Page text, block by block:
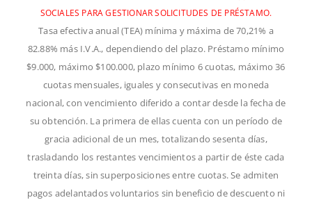
SOCIALES PARA GESTIONAR SOLICITUDES DE PRÉSTAMO.
Tasa efectiva anual (TEA) mínima y máxima de 70,21% a
82.88% más I.V.A., dependiendo del plazo. Préstamo mínimo
$9.000, máximo $100.000, plazo mínimo 6 cuotas, máximo 36
cuotas mensuales, iguales y consecutivas en moneda
nacional, con vencimiento diferido a contar desde la fecha de
su obtención. La primera de ellas cuenta con un período de
gracia adicional de un mes, totalizando sesenta días,
trasladando los restantes vencimientos a partir de éste cada
treinta días, sin superposiciones entre cuotas. Se admiten
pagos adelantados voluntarios sin beneficio de descuento ni